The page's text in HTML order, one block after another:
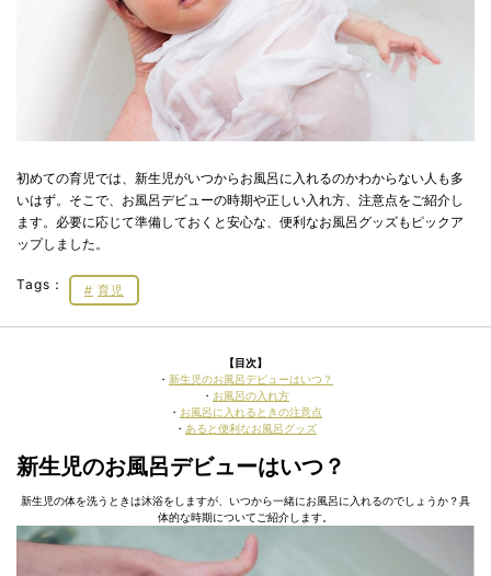
初めての育児では、新生児がいつからお風呂に入れるのかわからない人も多
いはず。そこで、お風呂デビューの時期や正しい入れ方、注意点をご紹介し
ます。必要に応じて準備しておくと安心な、便利なお風呂グッズもピックア
ップしました。
Tags： 育児
【目次】
・ 新生児のお風呂デビューはいつ？
・ お風呂の入れ方
・ お風呂に入れるときの注意点
・ あると便利なお風呂グッズ
新生児のお風呂デビューはいつ？
新生児の体を洗うときは沐浴をしますが、いつから一緒にお風呂に入れるのでしょうか？具
体的な時期についてご紹介します。